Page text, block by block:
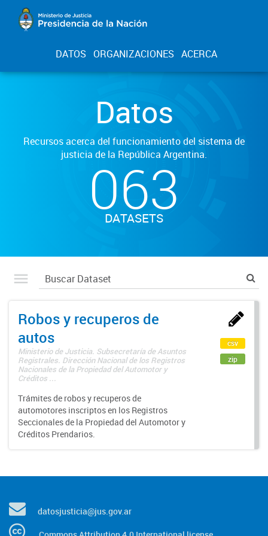
DATOS ORGANIZACIONES ACERCA
Datos
Recursos acerca del funcionamiento del sistema de
justicia de la República Argentina.
063
DATASETS
Robos y recuperos de
autos
Ministerio de Justicia. Subsecretaría de Asuntos
Registrales. Dirección Nacional de los Registros
Nacionales de la Propiedad del Automotor y
Créditos ...
Trámites de robos y recuperos de
automotores inscriptos en los Registros
Seccionales de la Propiedad del Automotor y
Créditos Prendarios.
csv
zip
datosjusticia@jus.gov.ar